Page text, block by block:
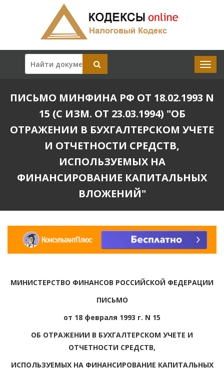
ПИСЬМО МИНФИНА РФ ОТ 18.02.1993 N
15 (С ИЗМ. ОТ 23.03.1994) "ОБ
ОТРАЖЕНИИ В БУХГАЛТЕРСКОМ УЧЕТЕ
И ОТЧЕТНОСТИ СРЕДСТВ,
ИСПОЛЬЗУЕМЫХ НА
ФИНАНСИРОВАНИЕ КАПИТАЛЬНЫХ
ВЛОЖЕНИЙ"
МИНИСТЕРСТВО ФИНАНСОВ РОССИЙСКОЙ ФЕДЕРАЦИИ
ПИСЬМО
от 18 февраля 1993 г. N 15
ОБ ОТРАЖЕНИИ В БУХГАЛТЕРСКОМ УЧЕТЕ И
ОТЧЕТНОСТИ СРЕДСТВ,
ИСПОЛЬЗУЕМЫХ НА ФИНАНСИРОВАНИЕ КАПИТАЛЬНЫХ